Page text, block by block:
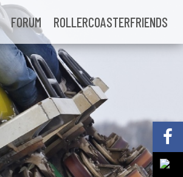
FORUM ROLLERCOASTERFRIENDS
Volg @Pretparkenbe
Volg @Pretparkenbe